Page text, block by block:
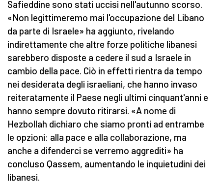
Safieddine sono stati uccisi nell'autunno scorso.
«Non legittimeremo mai l'occupazione del Libano
da parte di Israele» ha aggiunto, rivelando
indirettamente che altre forze politiche libanesi
sarebbero disposte a cedere il sud a Israele in
cambio della pace. Ciò in effetti rientra da tempo
nei desiderata degli israeliani, che hanno invaso
reiteratamente il Paese negli ultimi cinquant'anni e
hanno sempre dovuto ritirarsi. «A nome di
Hezbollah dichiaro che siamo pronti ad entrambe
le opzioni: alla pace e alla collaborazione, ma
anche a difenderci se verremo aggrediti» ha
concluso Qassem, aumentando le inquietudini dei
libanesi.